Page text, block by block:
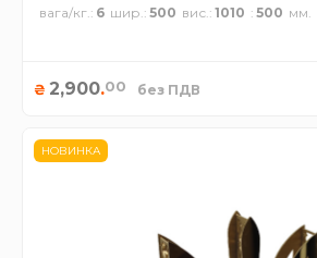
вага/кг. 6 шир. 500 вис. 1010 500
₴ 2,900.00 без ПДВ
НОВИНКА